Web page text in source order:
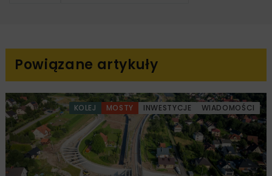
Powiązane artykuły
KOLEJ MOSTY INWESTYCJE WIADOMOŚCI